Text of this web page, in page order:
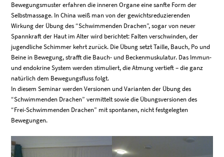
Bewegungsmuster erfahren die inneren Organe eine sanfte Form der
Selbstmassage. In China weiß man von der gewichtsreduzierenden
Wirkung der Übung des “Schwimmenden Drachen”, sogar von neuer
Spannkraft der Haut im Alter wird berichtet: Falten verschwinden, der
jugendliche Schimmer kehrt zurück. Die Übung setzt Taille, Bauch, Po und
Beine in Bewegung, strafft die Bauch- und Beckenmuskulatur. Das Immun-
und endokrine System werden stimuliert, die Atmung vertieft – die ganz
natürlich dem Bewegungsfluss folgt.
In diesem Seminar werden Versionen und Varianten der Übung des
“Schwimmenden Drachen” vermittelt sowie die Übungsversionen des
“Frei-Schwimmenden Drachen” mit spontanen, nicht festgelegten
Bewegungen.